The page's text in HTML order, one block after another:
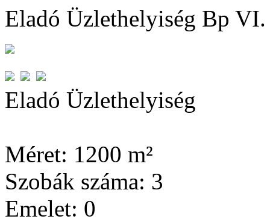
Eladó Üzlethelyiség Bp
Eladó Üzlethelyiség
Méret: 1200 m²
Szobák száma: 3
Emelet: 0